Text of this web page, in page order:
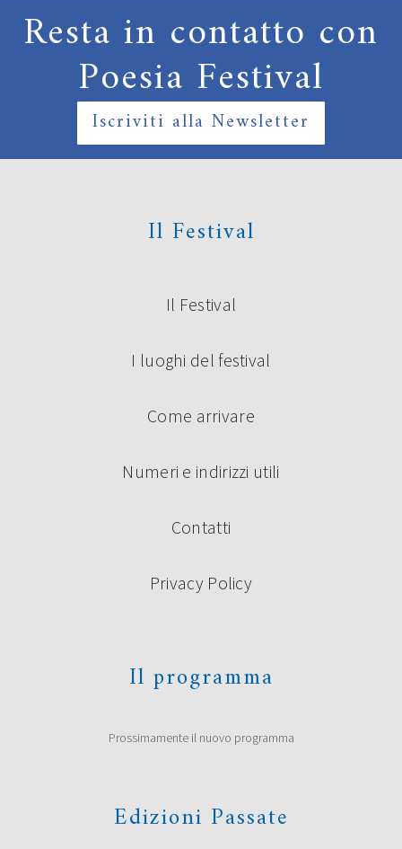
Resta in contatto con
Poesia Festival
Iscriviti alla Newsletter
Il Festival
Il Festival
I luoghi del festival
Come arrivare
Numeri e indirizzi utili
Contatti
Privacy Policy
Il programma
Prossimamente il nuovo programma
Edizioni Passate